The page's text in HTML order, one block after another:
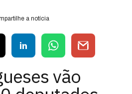
a notícia
vão